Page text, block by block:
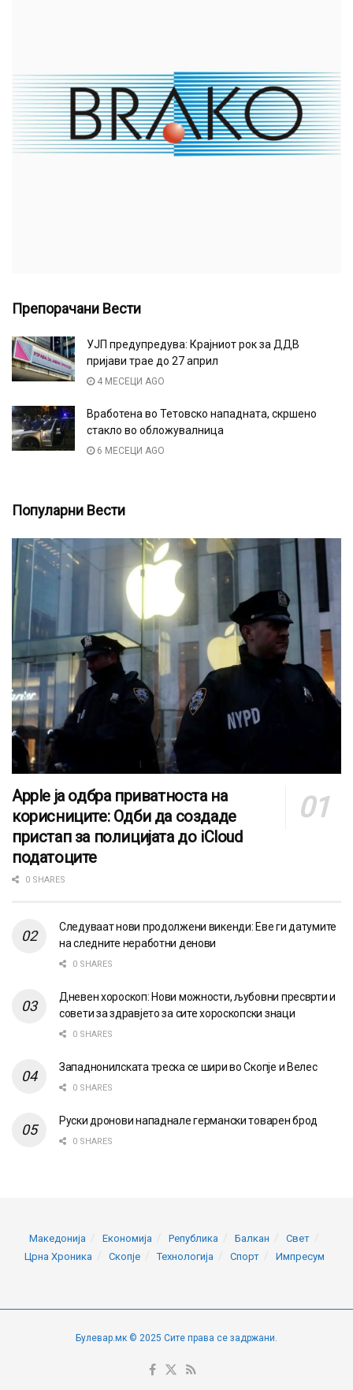
Препорачани Вести
УЈП предупредува: Крајниот рок за ДДВ
пријави трае до 27 април
4 МЕСЕЦИ AGO
Вработена во Тетовско нападната, скршено
стакло во обложувалница
6 МЕСЕЦИ AGO
Популарни Вести
Apple ја одбра приватноста на
корисниците: Одби да создаде
пристап за полицијата до iCloud
податоците
0 SHARES
Следуваат нови продолжени викенди: Еве ги датумите
на следните неработни денови
0 SHARES
Дневен хороскоп: Нови можности, љубовни пресврти и
совети за здравјето за сите хороскопски знаци
0 SHARES
Западнонилската треска се шири во Скопје и Велес
0 SHARES
Руски дронови нападнале германски товарен брод
0 SHARES
Македонија Економија Република Балкан
Свет
Црна Хроника
Скопје Технологија Спорт Импресум
Булевар.мк © 2025 Сите права се задржани.